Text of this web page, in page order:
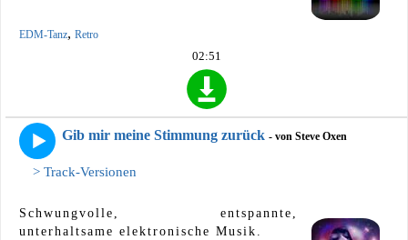
EDM-Tanz, Retro
02:51
Gib mir meine Stimmung zurück - von Steve Oxen
> Track-Versionen
Schwungvolle, entspannte,
unterhaltsame elektronische Musik.